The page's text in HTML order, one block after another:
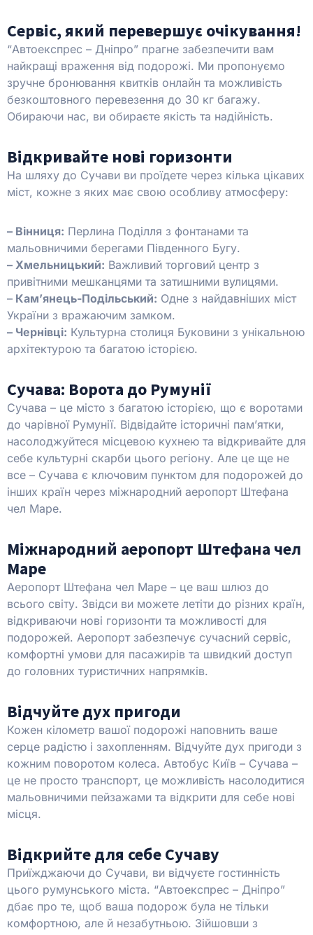
Сервіс, який перевершує очікування!
“Автоекспрес – Дніпро” прагне забезпечити вам
найкращі враження від подорожі. Ми пропонуємо
зручне бронювання квитків онлайн та можливість
безкоштовного перевезення до 30 кг багажу.
Обираючи нас, ви обираєте якість та надійність.
Відкривайте нові горизонти
На шляху до Сучави ви проїдете через кілька цікавих
міст, кожне з яких має свою особливу атмосферу:
– Вінниця: Перлина Поділля з фонтанами та
мальовничими берегами Південного Бугу.
– Хмельницький: Важливий торговий центр з
привітними мешканцями та затишними вулицями.
– Кам’янець-Подільський: Одне з найдавніших міст
України з вражаючим замком.
– Чернівці: Культурна столиця Буковини з унікальною
архітектурою та багатою історією.
Сучава: Ворота до Румунії
Сучава – це місто з багатою історією, що є воротами
до чарівної Румунії. Відвідайте історичні пам’ятки,
насолоджуйтеся місцевою кухнею та відкривайте для
себе культурні скарби цього регіону. Але це ще не
все – Сучава є ключовим пунктом для подорожей до
інших країн через міжнародний аеропорт Штефана
чел Маре.
Міжнародний аеропорт Штефана чел
Маре
Аеропорт Штефана чел Маре – це ваш шлюз до
всього світу. Звідси ви можете летіти до різних країн,
відкриваючи нові горизонти та можливості для
подорожей. Аеропорт забезпечує сучасний сервіс,
комфортні умови для пасажирів та швидкий доступ
до головних туристичних напрямків.
Відчуйте дух пригоди
Кожен кілометр вашої подорожі наповнить ваше
серце радістю і захопленням. Відчуйте дух пригоди з
кожним поворотом колеса. Автобус Київ – Сучава –
це не просто транспорт, це можливість насолодитися
мальовничими пейзажами та відкрити для себе нові
місця.
Відкрийте для себе Сучаву
Приїжджаючи до Сучави, ви відчуєте гостинність
цього румунського міста. “Автоекспрес – Дніпро”
дбає про те, щоб ваша подорож була не тільки
комфортною, але й незабутньою. Зійшовши з